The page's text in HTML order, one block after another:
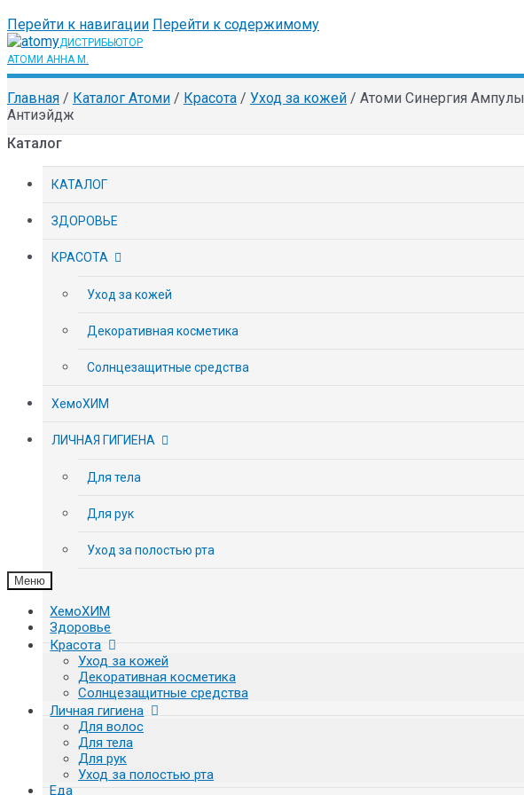
Перейти к навигации Перейти к содержимому
Меню
ХемоХИМ
Здоровье
Красота
Уход за кожей
Декоративная косметика
Солнцезащитные средства
Личная гигиена
Для волос
Для тела
Для рук
Уход за полостью рта
Еда
Главная / Каталог Атоми / Красота / Уход за кожей / Атоми Синергия Ампулы
Антиэйдж
Каталог
КАТАЛОГ
ЗДОРОВЬЕ
КРАСОТА
Уход за кожей
Декоративная косметика
Солнцезащитные средства
ХемоХИМ
ЛИЧНАЯ ГИГИЕНА
Для тела
Для рук
Уход за полостью рта